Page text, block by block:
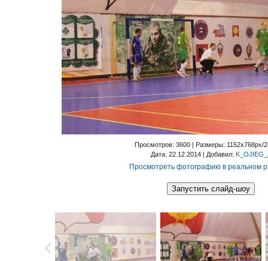
Просмотров: 3600 | Размеры: 1152x768px/
Дата: 22.12.2014 | Добавил:
Просмотреть фотографию в реальном